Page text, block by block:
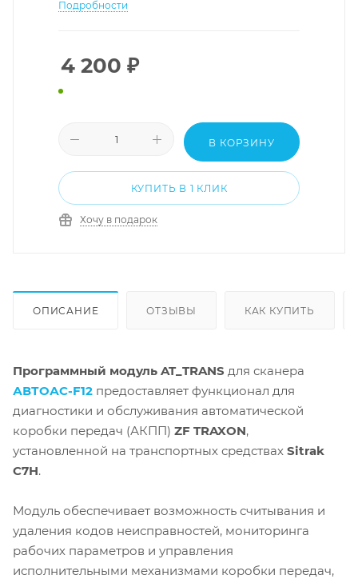
Подробности
4 200 ₽
В КОРЗИНУ
КУПИТЬ В 1 КЛИК
Хочу в подарок
ОПИСАНИЕ ОТЗЫВЫ КАК КУПИТЬ
Программный модуль AT_TRANS для сканера
АВТОАС-F12 предоставляет функционал для
диагностики и обслуживания автоматической
коробки передач (АКПП) ZF TRAXON,
установленной на транспортных средствах Sitrak
C7H.
Модуль обеспечивает возможность считывания и
удаления кодов неисправностей, мониторинга
рабочих параметров и управления
исполнительными механизмами коробки передач,